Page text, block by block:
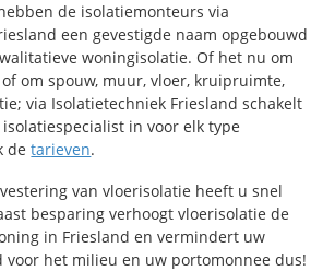
de isolatiemonteurs via
een gevestigde naam opgebouwd
woningisolatie. Of het nu om
of om spouw, muur, vloer, kruipruimte,
via Isolatietechniek Friesland schakelt
in voor elk type
detarieven.
van vloerisolatie heeft u snel
besparing verhoogt vloerisolatie de
in Friesland en vermindert uw
voor het milieu en uw portomonnee dus!